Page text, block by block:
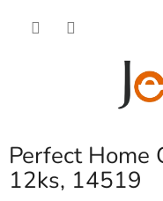
Perfect Home
12ks, 14519